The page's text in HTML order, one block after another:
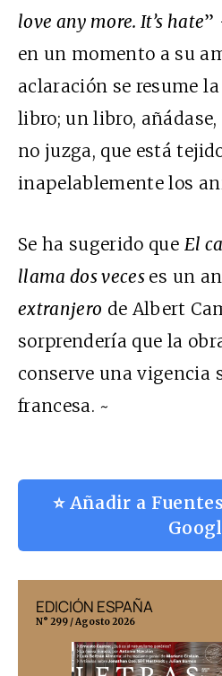
love any more. It’s hate”
en un momento a su
aclaración se resume
libro; un libro,
no juzga, que está
inapelablemente los
Se ha sugerido que El
llama dos veces es un
extranjero de Albert
sorprendería que la
conserve una vigencia
francesa. ~
⭐ Añadir a
EDICIÓN ESPAÑA
N° 299 / Agosto 2026